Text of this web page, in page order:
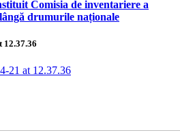
Comisia de inventariere a
drumurile naționale
12.37.36